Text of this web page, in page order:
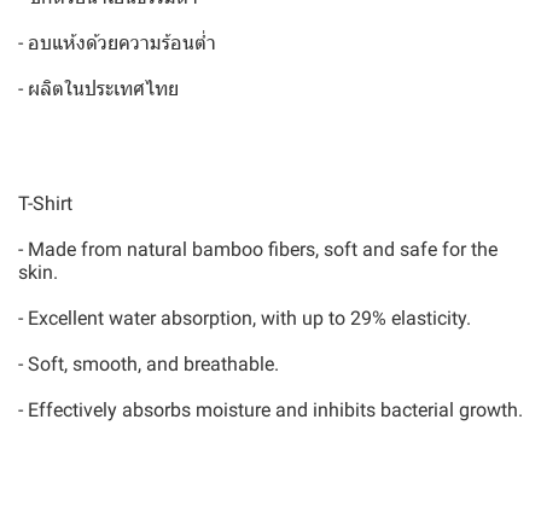
- อบแห้งด้วยความร้อนต่ำ
- ผลิตในประเทศไทย
T-Shirt
- Made from natural bamboo fibers, soft and safe for the
skin.
- Excellent water absorption, with up to 29% elasticity.
- Soft, smooth, and breathable.
- Effectively absorbs moisture and inhibits bacterial growth.